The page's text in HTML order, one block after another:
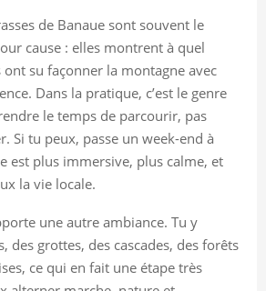
de Banaue sont souvent le
cause : elles montrent à quel
su façonner la montagne avec
Dans la pratique, c’est le genre
le temps de parcourir, pas
Si tu peux, passe un week-end à
est plus immersive, plus calme, et
la vie locale.
une autre ambiance. Tu y
des grottes, des cascades, des forêts
ce qui en fait une étape très